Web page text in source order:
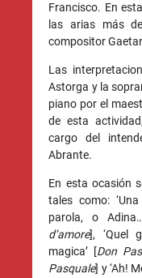
Francisco. En
las arias más
compositor
Las
Astorga y la
piano por el
de esta
cargo del
Abrante.
En esta ocasión
tales como:
parola, o
d’amore], ‘Quel
magica’ [Don
Pasquale] y ‘Ah!